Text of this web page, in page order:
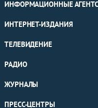
ИНФОРМАЦИОННЫЕ
ИНТЕРНЕТ-ИЗДАНИЯ
ТЕЛЕВИДЕНИЕ
РАДИО
ЖУРНАЛЫ
ПРЕСС-ЦЕНТРЫ